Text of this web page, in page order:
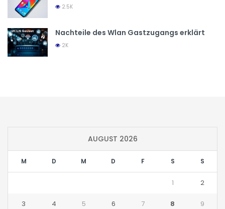
2.5K
Nachteile des Wlan Gastzugangs erklärt
2K
AUGUST 2026
M D M D F S S
1 2
3 4 5 6 7 8 9